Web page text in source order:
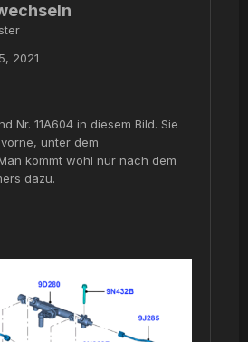
2021
Nr. 11A604 in diesem Bild. Sie
unter dem
kommt wohl nur nach dem
dazu.